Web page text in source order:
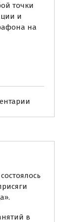
точки
и
на
в